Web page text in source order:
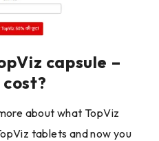
capsule –
about what TopViz
tablets and now you